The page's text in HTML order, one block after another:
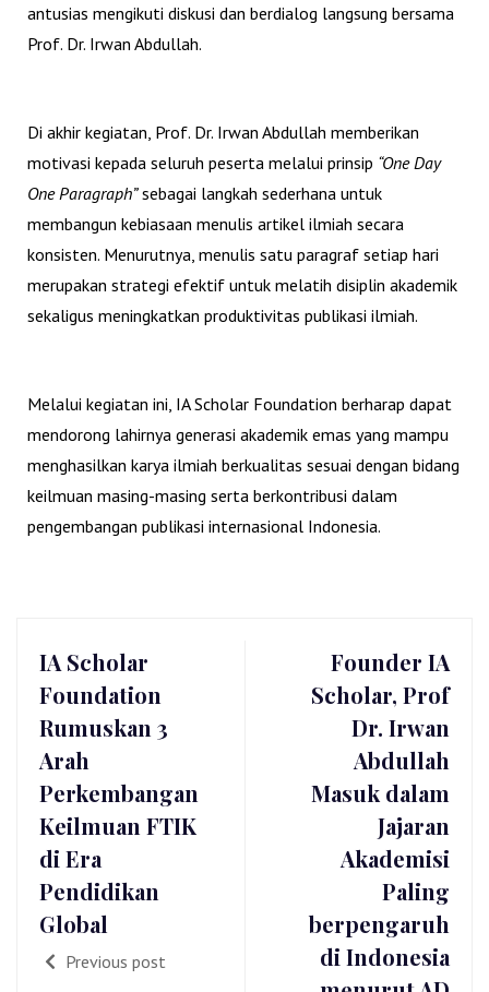
antusias mengikuti diskusi dan berdialog langsung bersama
Prof. Dr. Irwan Abdullah.
Di akhir kegiatan, Prof. Dr. Irwan Abdullah memberikan
motivasi kepada seluruh peserta melalui prinsip “One Day
One Paragraph” sebagai langkah sederhana untuk
membangun kebiasaan menulis artikel ilmiah secara
konsisten. Menurutnya, menulis satu paragraf setiap hari
merupakan strategi efektif untuk melatih disiplin akademik
sekaligus meningkatkan produktivitas publikasi ilmiah.
Melalui kegiatan ini, IA Scholar Foundation berharap dapat
mendorong lahirnya generasi akademik emas yang mampu
menghasilkan karya ilmiah berkualitas sesuai dengan bidang
keilmuan masing-masing serta berkontribusi dalam
pengembangan publikasi internasional Indonesia.
IA Scholar
Foundation
Rumuskan 3
Arah
Perkembangan
Keilmuan FTIK
di Era
Pendidikan
Global
Previous post
Founder IA
Scholar, Prof
Dr. Irwan
Abdullah
Masuk dalam
Jajaran
Akademisi
Paling
berpengaruh
di Indonesia